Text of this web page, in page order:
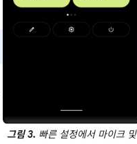
그림 3. 빠른 설정에서 마이크 및